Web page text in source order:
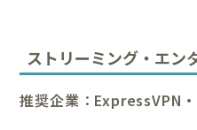
ストリーミング・エン
推奨企業：ExpressVPN